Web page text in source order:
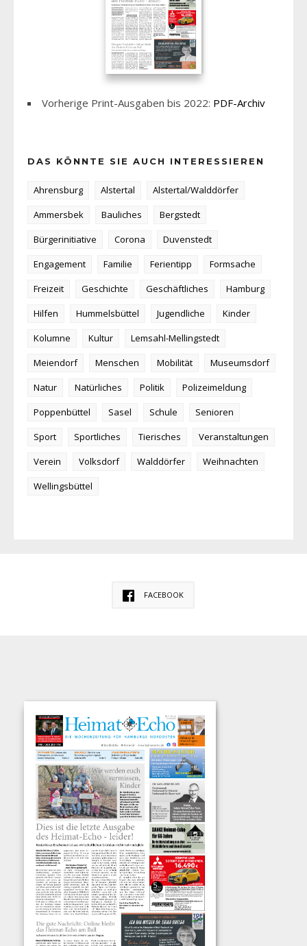
Vorherige Print-Ausgaben bis 2022: PDF-Archiv
DAS KÖNNTE SIE AUCH INTERESSIEREN
Ahrensburg Alstertal
Alstertal/Walddörfer
Ammersbek
Bauliches
Bergstedt
Bürgerinitiative
Corona
Duvenstedt
Engagement
Familie Ferientipp
Formsache
Freizeit
Geschichte Geschäftliches
Hamburg
Hilfen
Hummelsbüttel Jugendliche
Kinder
Kolumne
Kultur
Lemsahl-Mellingstedt
Meiendorf
Menschen Mobilität
Museumsdorf
Natur
Natürliches Politik
Polizeimeldung
Poppenbüttel
Sasel Schule
Senioren
Sport
Sportliches Tierisches
Veranstaltungen
Verein
Volksdorf Walddörfer
Weihnachten
Wellingsbüttel
FACEBOOK